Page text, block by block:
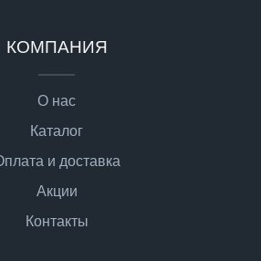
КОМПАНИЯ
О нас
Каталог
и доставка
Акции
Контакты